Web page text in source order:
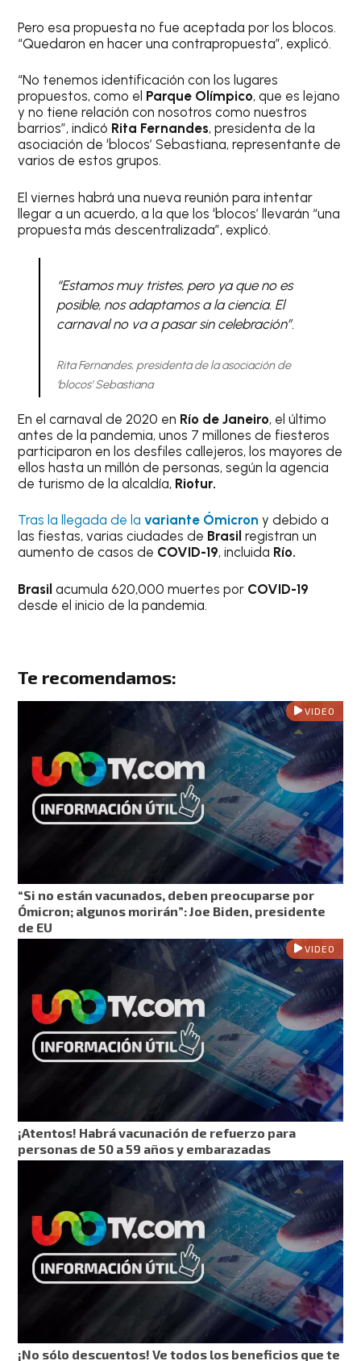
Pero esa propuesta no fue aceptada por los blocos.
“Quedaron en hacer una contrapropuesta”, explicó.
“No tenemos identificación con los lugares
propuestos, como el Parque Olímpico, que es lejano
y no tiene relación con nosotros como nuestros
barrios”, indicó Rita Fernandes, presidenta de la
asociación de ‘blocos’ Sebastiana, representante de
varios de estos grupos.
El viernes habrá una nueva reunión para intentar
llegar a un acuerdo, a la que los ‘blocos’ llevarán “una
propuesta más descentralizada”, explicó.
“Estamos muy tristes, pero ya que no es
posible, nos adaptamos a la ciencia. El
carnaval no va a pasar sin celebración”.
Rita Fernandes, presidenta de la asociación de
‘blocos’ Sebastiana
En el carnaval de 2020 en Río de Janeiro, el último
antes de la pandemia, unos 7 millones de fiesteros
participaron en los desfiles callejeros, los mayores de
ellos hasta un millón de personas, según la agencia
de turismo de la alcaldía, Riotur.
Tras la llegada de lavariante Ómicron y debido a
las fiestas, varias ciudades de Brasilregistran un
aumento de casos de COVID-19, incluida Río.
Brasil acumula 620,000 muertes por COVID-19
desde el inicio de la pandemia.
Te recomendamos:
VIDEO
“Si no están vacunados, deben preocuparse por
Ómicron; algunos morirán”: Joe Biden, presidente
de EU
VIDEO
¡Atentos! Habrá vacunación de refuerzo para
personas de 50 a 59 años y embarazadas
¡No sólo descuentos! Ve todos los beneficios que te